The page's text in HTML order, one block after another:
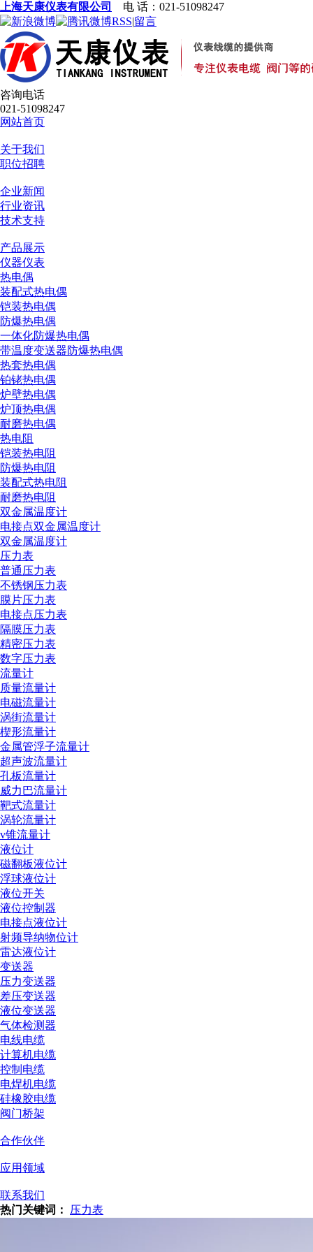
上海天康仪表有限公司
电 话：021-51098247
RSS|留言
咨询电话
021-51098247
网站首页
关于我们
职位招聘
企业新闻
行业资讯
技术支持
产品展示
仪器仪表
热电偶
装配式热电偶
铠装热电偶
防爆热电偶
一体化防爆热电偶
带温度变送器防爆热电偶
热套热电偶
铂铑热电偶
炉壁热电偶
炉顶热电偶
耐磨热电偶
热电阻
铠装热电阻
防爆热电阻
装配式热电阻
耐磨热电阻
双金属温度计
电接点双金属温度计
双金属温度计
压力表
普通压力表
不锈钢压力表
膜片压力表
电接点压力表
隔膜压力表
精密压力表
数字压力表
流量计
质量流量计
电磁流量计
涡街流量计
楔形流量计
金属管浮子流量计
超声波流量计
孔板流量计
威力巴流量计
靶式流量计
涡轮流量计
v锥流量计
液位计
磁翻板液位计
浮球液位计
液位开关
液位控制器
电接点液位计
射频导纳物位计
雷达液位计
变送器
压力变送器
差压变送器
液位变送器
气体检测器
电线电缆
计算机电缆
控制电缆
电焊机电缆
硅橡胶电缆
阀门桥架
合作伙伴
应用领域
联系我们
热门关键词：
压力表